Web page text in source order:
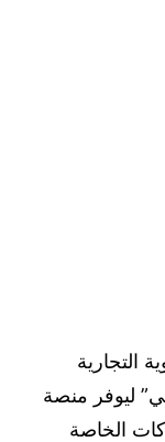
التجارية
ليوفر منصة
الخاصة